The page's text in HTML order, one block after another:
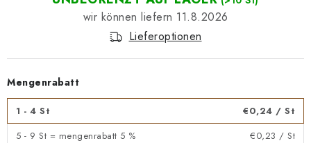
11.8.2026
Lieferoptionen
Mengenrabatt
1 - 4 St €0,24 / St
5 - 9 St = mengenrabatt 5 %
€0,23 / St